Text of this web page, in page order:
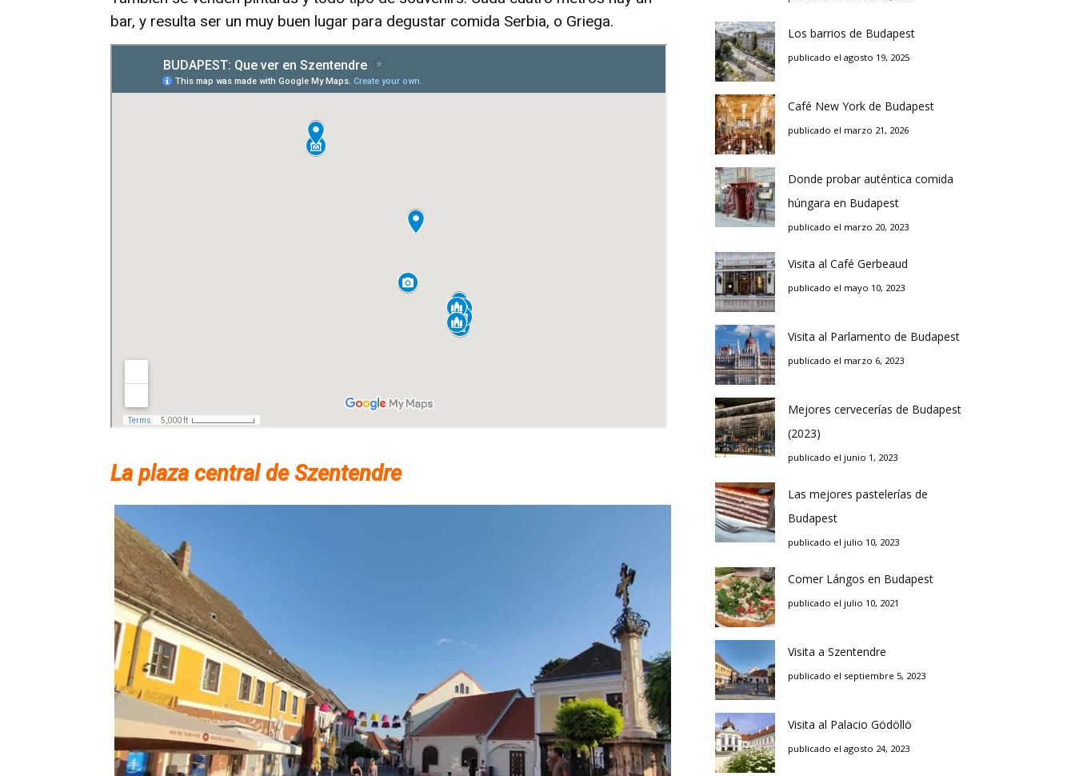
bar, y resulta ser un muy buen lugar para degustar comida Serbia, o Griega.
La plaza central de Szentendre
Los barrios de Budapest
publicado el agosto 19, 2025
Café New York de Budapest
publicado el marzo 21, 2026
Donde probar auténtica comida
húngara en Budapest
publicado el marzo 20, 2023
Visita al Café Gerbeaud
publicado el mayo 10, 2023
Visita al Parlamento de Budapest
publicado el marzo 6, 2023
Mejores cervecerías de Budapest
(2023)
publicado el junio 1, 2023
Las mejores pastelerías de
Budapest
publicado el julio 10, 2023
Comer Lángos en Budapest
publicado el julio 10, 2021
Visita a Szentendre
publicado el septiembre 5, 2023
Visita al Palacio Gödöllö
publicado el agosto 24, 2023